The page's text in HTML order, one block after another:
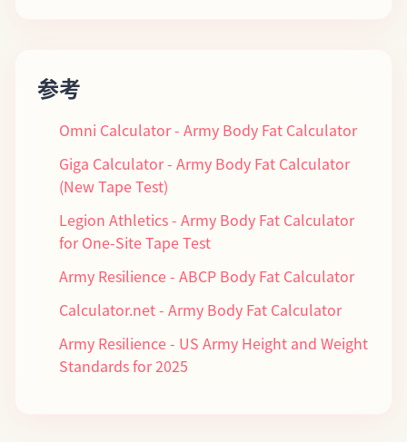
参考
Omni Calculator - Army Body Fat Calculator
Giga Calculator - Army Body Fat Calculator
(New Tape Test)
Legion Athletics - Army Body Fat Calculator
for One-Site Tape Test
Army Resilience - ABCP Body Fat Calculator
Calculator.net - Army Body Fat Calculator
Army Resilience - US Army Height and Weight
Standards for 2025